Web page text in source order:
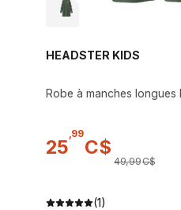
HEADSTER KIDS
Robe à manches longues
25
99
C$
49,99C$
(1)